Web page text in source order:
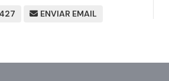
ENVIAR EMAIL